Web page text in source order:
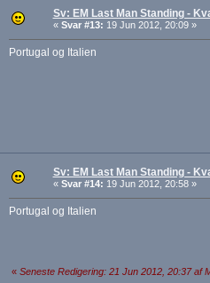
Sv: EM Last Man Standing -
« Svar #13: 19 Jun 2012, 20:09 »
Portugal og Italien
Sv: EM Last Man Standing -
« Svar #14: 19 Jun 2012, 20:58 »
Portugal og Italien
« Seneste Redigering: 21 Jun 2012, 20:37 af